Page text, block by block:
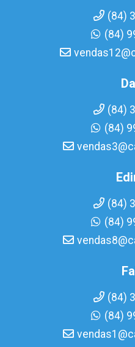
(84)
(84)
(84)
(84)
(84)
(84)
(84)
(84)